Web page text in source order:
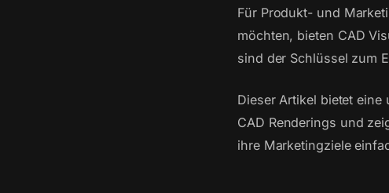
Für Produkt- und
möchten, bieten CAD
sind der Schlüssel zum
Dieser Artikel bietet
CAD Renderings und
ihre Marketingziele